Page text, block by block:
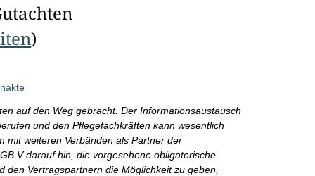
)
auf den Weg gebracht. Der Informationsaustausch
und den Pflegefachkräften kann wesentlich
mit weiteren Verbänden als Partner der
V darauf hin, die vorgesehene obligatorische
Vertragspartnern die Möglichkeit zu geben,